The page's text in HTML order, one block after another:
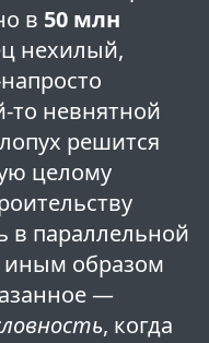
в 50 млн
нехилый,
то невнятной
решится
целому
в параллельной
иным образом
—
, когда